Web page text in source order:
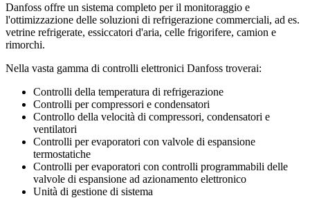
Danfoss offre un sistema completo per il monitoraggio e
l'ottimizzazione delle soluzioni di refrigerazione commerciali, ad es.
vetrine refrigerate, essiccatori d'aria, celle frigorifere, camion e
rimorchi.
Nella vasta gamma di controlli elettronici Danfoss troverai:
Controlli della temperatura di refrigerazione
Controlli per compressori e condensatori
Controllo della velocità di compressori, condensatori e
ventilatori
Controlli per evaporatori con valvole di espansione
termostatiche
Controlli per evaporatori con controlli programmabili delle
valvole di espansione ad azionamento elettronico
Unità di gestione di sistema